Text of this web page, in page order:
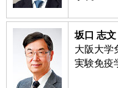
坂口 志文
大阪大学
実験免疫